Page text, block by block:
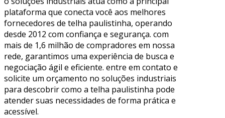
plataforma que conecta você aos melhores
fornecedores de telha paulistinha, operando
desde 2012 com confiança e segurança. com
mais de 1,6 milhão de compradores em nossa
rede, garantimos uma experiência de busca e
negociação ágil e eficiente. entre em contato e
solicite um orçamento no soluções industriais
para descobrir como a telha paulistinha pode
atender suas necessidades de forma prática e
acessível.